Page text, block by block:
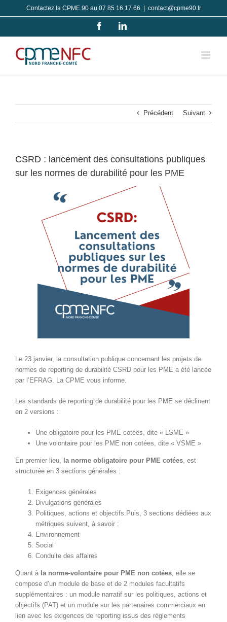
au
Contactez la CPME 90 au 07 85 16 17 66 contact@cpme90.fr
FacebookLinkedIn
Précédent Suivant
CSRD : lancement des consultations publiques
sur les normes de durabilité pour les PME
Le 23 janvier, la consultation publique concernant les projets de
normes de reporting de durabilité CSRD pour les PME a été lancée
par l’EFRAG. La CPME vous informe.
Les standards de reporting de durabilité pour les PME se déclinent
en 2 versions :
Une obligatoire pour les PME cotées, dite « LSME »
Une volontaire pour les PME non cotées, dite « VSME »
En premier lieu, la norme obligatoire pour PME cotées, est
structurée en 3 sections générales :
Exigences générales
Divulgations générales
Politiques, actions et objectifs.Puis, 3 sections dédiées aux
métriques suivent, à savoir :
Environnement
Social
Conduite des affaires
Quant à la norme volontaire pour PME non cotées, elle se
compose d’un module de base et de 2 modules facultatifs
supplémentaires : un module narratif sur les politiques, actions et
objectifs (PAT) et un module sur les partenaires commerciaux en
lien avec les exigences de reporting issus des règlements